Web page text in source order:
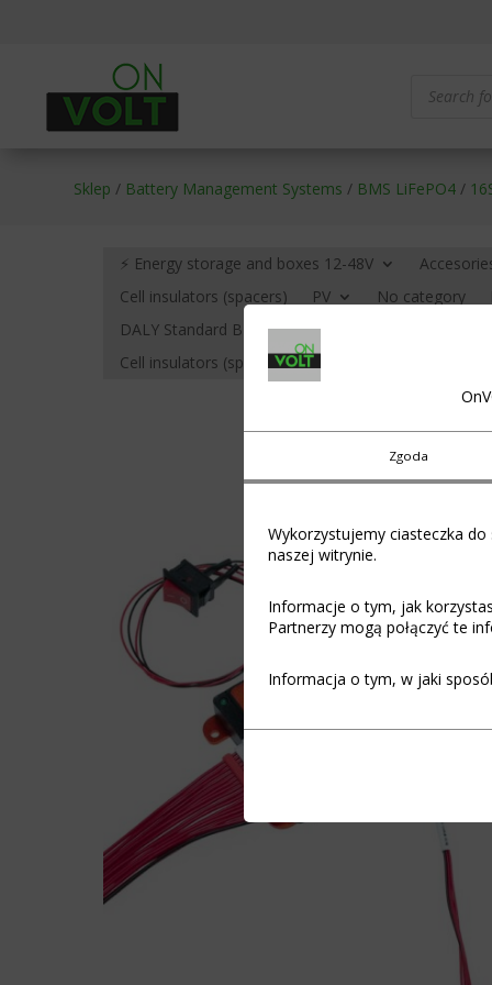
search
Sklep / Battery Management Systems / BMS LiFePO4 /
⚡ Energy storage and boxes 12-48V
Cell insulators (spacers)
PV No category
DALY Standard BMS – no communication
Cell insulators (spacers)
Cables, terminals (eyelets)
Wykorzystujemy ciasteczka
naszej witrynie.
Informacje o tym, jak
Partnerzy mogą połączyć te
Informacja o tym, w jaki
niezbędne
pliki
Zgoda